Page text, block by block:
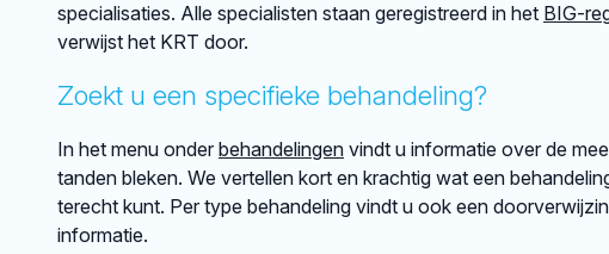
specialisaties. Alle specialisten staan geregistreerd in het BIG-
verwijst het KRT door.
Zoekt u een specifieke behandeling?
In het menu onder behandelingen vindt u informatie over de
tanden bleken. We vertellen kort en krachtig wat een
terecht kunt. Per type behandeling vindt u ook een
informatie.